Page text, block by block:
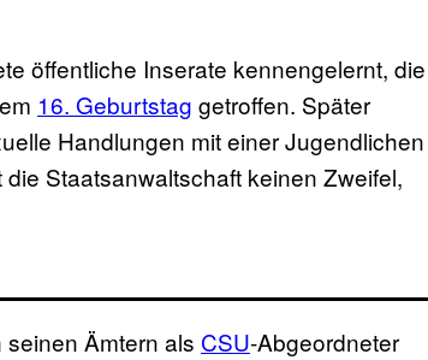
öffentliche Inserate kennengelernt, die
16. Geburtstag getroffen. Später
Handlungen mit einer Jugendlichen
die Staatsanwaltschaft keinen Zweifel,
Ämtern als CSU-Abgeordneter